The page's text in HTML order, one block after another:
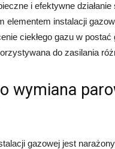
i efektywne
elementem instalacji
ciekłego gazu w
do zasilania
wymiana
gazowej jest narażony